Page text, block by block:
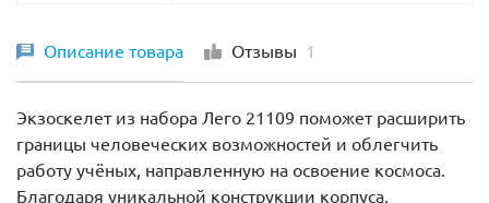
Описание товара Отзывы 1
Экзоскелет из набора Лего 21109 поможет расширить
границы человеческих возможностей и облегчить
работу учёных, направленную на освоение космоса.
Благодаря уникальной конструкции корпуса,